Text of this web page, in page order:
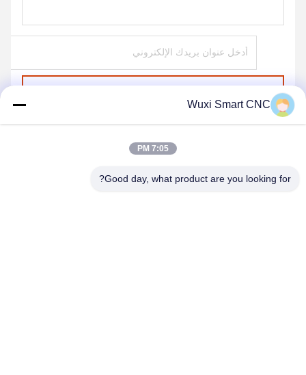
Wuxi Smart CNC
7:05 PM
Good day, what product are you looking for?